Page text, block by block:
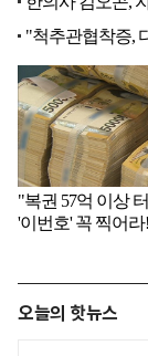
오늘의 핫뉴스